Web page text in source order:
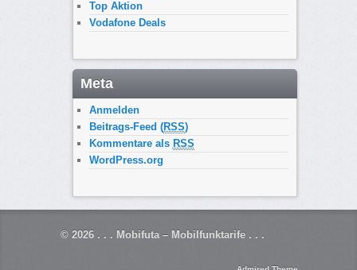
Top Aktion
Vodafone Deals
Meta
Anmelden
Beitrags-Feed (RSS)
Kommentare als RSS
WordPress.org
© 2026 . . . Mobifuta – Mobilfunktarife . . .